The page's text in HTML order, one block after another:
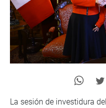
La sesión de investidura